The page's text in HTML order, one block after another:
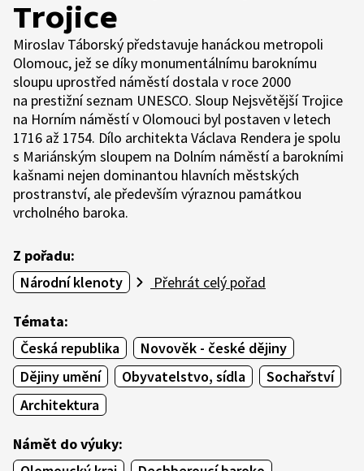
Trojice
Miroslav Táborský představuje hanáckou metropoli
Olomouc, jež se díky monumentálnímu baroknímu
sloupu uprostřed náměstí dostala v roce 2000
na prestižní seznam UNESCO. Sloup Nejsvětější Trojice
na Horním náměstí v Olomouci byl postaven v letech
1716 až 1754. Dílo architekta Václava Rendera je spolu
s Mariánským sloupem na Dolním náměstí a barokními
kašnami nejen dominantou hlavních městských
prostranství, ale především výraznou památkou
vrcholného baroka.
Z pořadu:
Národní klenoty
Přehrát celý pořad
Témata:
Česká republika
Novověk - české dějiny
Dějiny umění
Obyvatelstvo, sídla
Sochařství
Architektura
Námět do výuky: